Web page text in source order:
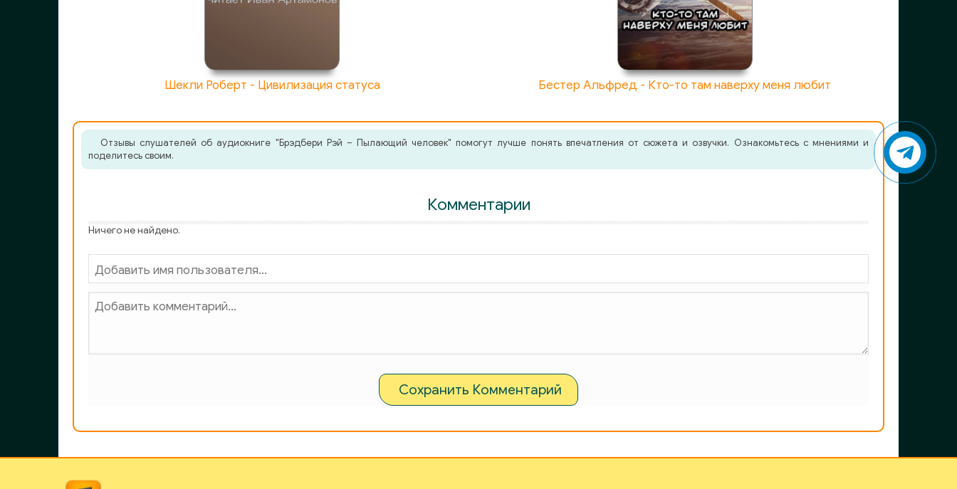
Шекли Роберт - Цивилизация статуса Бестер Альфред - Кто-то там наверху меня любит
Отзывы слушателей об аудиокниге "Брэдбери Рэй – Пылающий человек" помогут лучше понять впечатления от сюжета и озвучки. Ознакомьтесь с мнениями и
поделитесь своим.
Комментарии
Ничего не найдено.
Сохранить Комментарий